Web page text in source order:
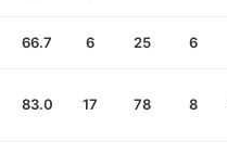
66.7 6 25 6
83.0 17 78 8